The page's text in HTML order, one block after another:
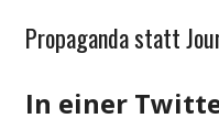
Gesellschaft
Politik
Propaganda statt
In einer